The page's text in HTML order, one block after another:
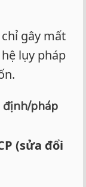
gây mất
lụy pháp
pháp
(sửa đổi